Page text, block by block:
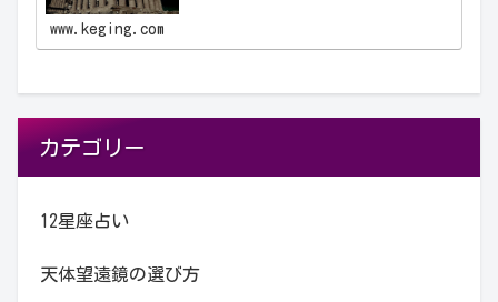
哲学に多大な…
www.keging.com
カテゴリー
12星座占い
天体望遠鏡の選び方